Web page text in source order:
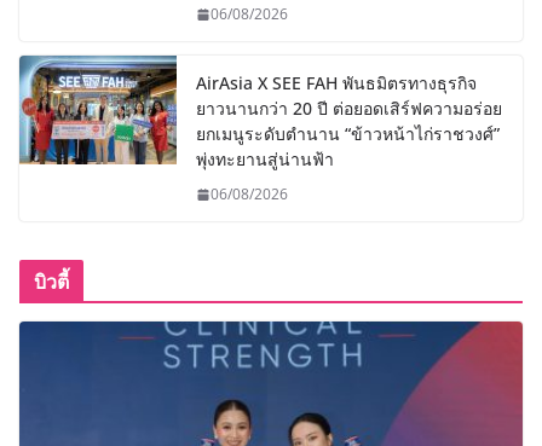
06/08/2026
AirAsia X SEE FAH พันธมิตรทางธุรกิจ
ยาวนานกว่า 20 ปี ต่อยอดเสิร์ฟความอร่อย
ยกเมนูระดับตำนาน “ข้าวหน้าไก่ราชวงศ์”
พุ่งทะยานสู่น่านฟ้า
06/08/2026
บิวตี้